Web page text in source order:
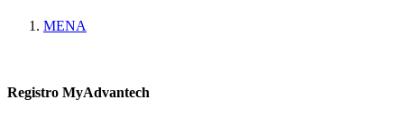
MENA
Registro MyAdvantech